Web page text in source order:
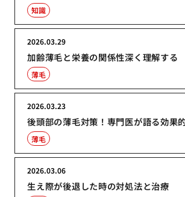
知識
加齢薄毛と栄養の関係性深く理解する
2026.03.29
薄毛
後頭部の薄毛対策！専門医が語る効果
2026.03.23
薄毛
生え際が後退した時の対処法と治療
2026.03.06